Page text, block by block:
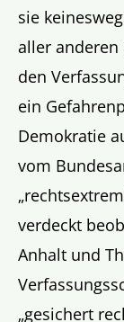
sie
aller
den
ein
Demokratie
vom
verdeckt
Anhalt und
„gesichert